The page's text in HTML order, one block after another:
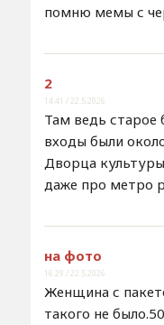
помню мемы с
2
14:41 / 22.5.2026
Там ведь
входы были
Дворца
даже про метро
на фото
16:29 / 22.5.2026
Женщина с
такого не